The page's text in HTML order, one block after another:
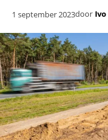
1 september 2023door